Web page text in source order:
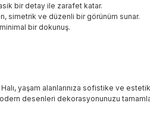
bir detay ile zarafet katar.
simetrik ve düzenli bir görünüm sunar.
bir dokunuş.
yaşam alanlarınıza sofistike ve
desenleri dekorasyonunuzu